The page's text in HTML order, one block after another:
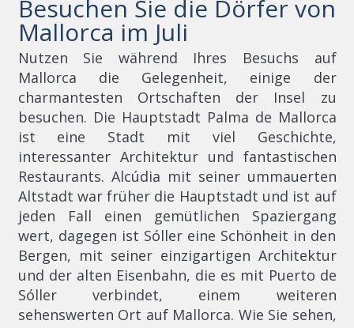
Besuchen Sie die Dörfer von
Mallorca im Juli
Nutzen Sie während Ihres Besuchs auf
Mallorca die Gelegenheit, einige der
charmantesten Ortschaften der Insel zu
besuchen. Die Hauptstadt Palma de Mallorca
ist eine Stadt mit viel Geschichte,
interessanter Architektur und fantastischen
Restaurants. Alcúdia mit seiner ummauerten
Altstadt war früher die Hauptstadt und ist auf
jeden Fall einen gemütlichen Spaziergang
wert, dagegen ist Sóller eine Schönheit in den
Bergen, mit seiner einzigartigen Architektur
und der alten Eisenbahn, die es mit Puerto de
Sóller verbindet, einem weiteren
sehenswerten Ort auf Mallorca. Wie Sie sehen,